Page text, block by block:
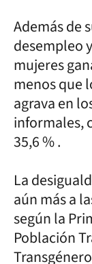
Además de
desempleo
mujeres
menos que
agrava en
informales,
35,6 % .
La
aún más a
según la
Población